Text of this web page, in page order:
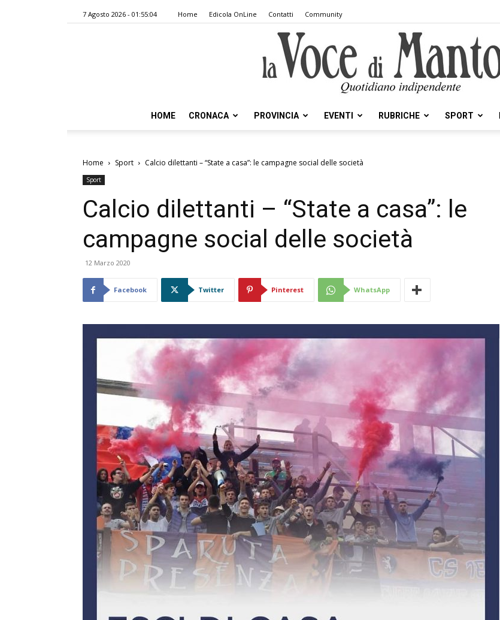
7 Agosto 2026 - 01:55:04 Home Edicola OnLine Contatti Community
Voce
HOME CRONACA PROVINCIA EVENTI RUBRICHE SPORT
Home Sport Calcio dilettanti – “State a casa”: le campagne social delle società
Sport
Calcio dilettanti – “State a casa”: le
campagne social delle società
12 Marzo 2020
Facebook Twitter Pinterest WhatsApp